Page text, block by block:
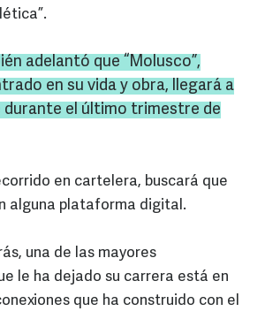
adelantó que “Molusco”,
en su vida y obra, llegará a
durante el último trimestre de
en cartelera, buscará que
alguna plataforma digital.
una de las mayores
le ha dejado su carrera está en
que ha construido con el